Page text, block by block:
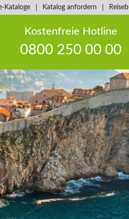
Kataloge Katalog anfordern
Kostenfreie Hotline
0800 250 00 00